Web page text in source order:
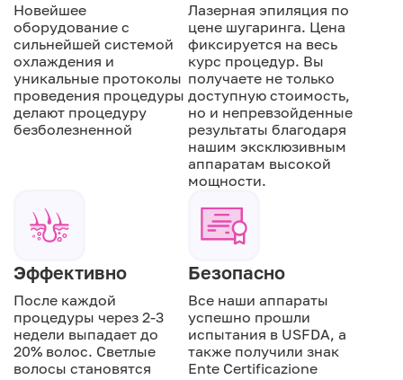
Новейшее
оборудование с
сильнейшей системой
охлаждения и
уникальные протоколы
проведения процедуры
делают процедуру
безболезненной
Лазерная эпиляция по
цене шугаринга. Цена
фиксируется на весь
курс процедур. Вы
получаете не только
доступную стоимость,
но и непревзойденные
результаты благодаря
нашим эксклюзивным
аппаратам высокой
мощности.
Эффективно
После каждой
процедуры через 2-3
недели выпадает до
20% волос. Светлые
волосы становятся
Безопасно
Все наши аппараты
успешно прошли
испытания в USFDA, а
также получили знак
Ente Certificazione